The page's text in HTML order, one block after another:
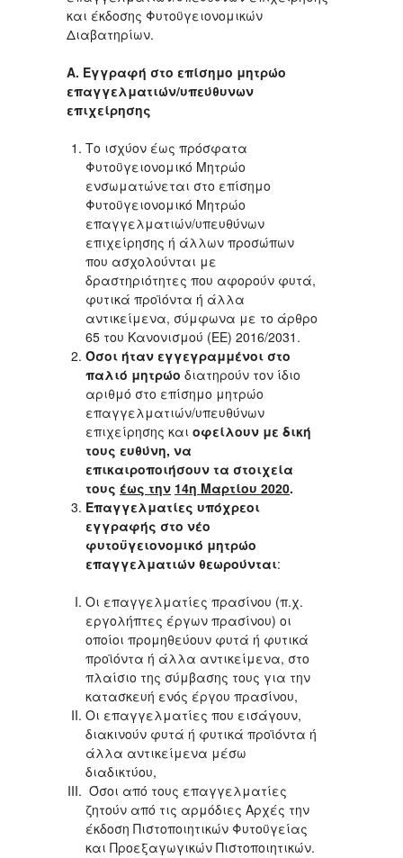
και έκδοσης Φυτοϋγειονομικών
Διαβατηρίων.
Α. Εγγραφή στο επίσημο μητρώο
επαγγελματιών/υπεύθυνων
επιχείρησης
Το ισχύον έως πρόσφατα
Φυτοϋγειονομικό Μητρώο
ενσωματώνεται στο επίσημο
Φυτοϋγειονομικό Μητρώο
επαγγελματιών/υπευθύνων
επιχείρησης ή άλλων προσώπων
που ασχολούνται με
δραστηριότητες που αφορούν φυτά,
φυτικά προϊόντα ή άλλα
αντικείμενα, σύμφωνα με το άρθρο
65 του Κανονισμού (ΕΕ) 2016/2031.
Όσοι ήταν εγγεγραμμένοι στο
παλιό μητρώο διατηρούν τον ίδιο
αριθμό στο επίσημο μητρώο
επαγγελματιών/υπευθύνων
επιχείρησης και οφείλουν με δική
τους ευθύνη, να
επικαιροποιήσουν τα στοιχεία
τους έως την 14η Μαρτίου 2020.
Επαγγελματίες υπόχρεοι
εγγραφής στο νέο
φυτοϋγειονομικό μητρώο
επαγγελματιών θεωρούνται:
Οι επαγγελματίες πρασίνου (π.χ.
εργολήπτες έργων πρασίνου) οι
οποίοι προμηθεύουν φυτά ή φυτικά
προϊόντα ή άλλα αντικείμενα, στο
πλαίσιο της σύμβασης τους για την
κατασκευή ενός έργου πρασίνου,
Οι επαγγελματίες που εισάγουν,
διακινούν φυτά ή φυτικά προϊόντα ή
άλλα αντικείμενα μέσω
διαδικτύου,
Όσοι από τους επαγγελματίες
ζητούν από τις αρμόδιες Αρχές την
έκδοση Πιστοποιητικών Φυτοϋγείας
και Προεξαγωγικών Πιστοποιητικών.